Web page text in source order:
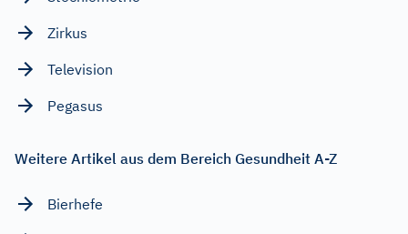
Zirkus
Television
Pegasus
Weitere Artikel aus dem Bereich Gesundheit A-Z
Bierhefe